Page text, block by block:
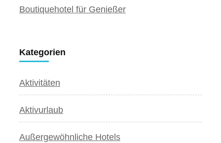
Boutiquehotel für Genießer
Kategorien
Aktivitäten
Aktivurlaub
Außergewöhnliche Hotels